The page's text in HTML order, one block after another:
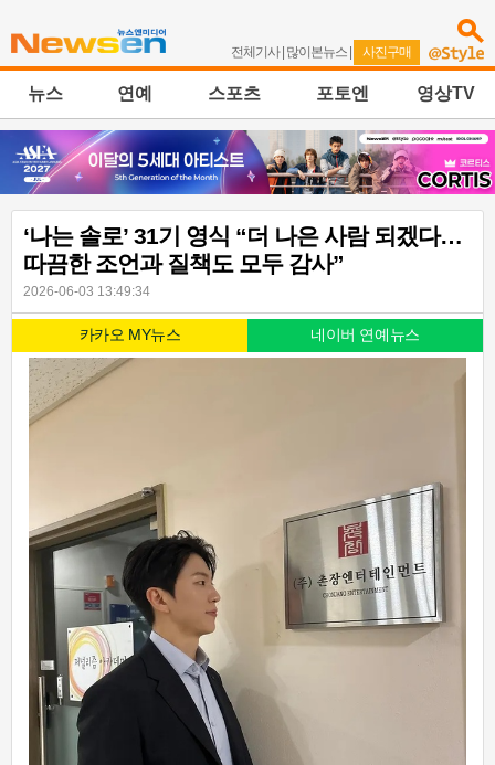
전체기사| 많이본뉴스 | 사진구매
뉴스 연예 스포츠 포토엔 영상TV
‘나는 솔로’ 31기 영식 “더 나은 사람 되겠다…
따끔한 조언과 질책도 모두 감사”
2026-06-03 13:49:34
카카오 MY뉴스 네이버 연예뉴스